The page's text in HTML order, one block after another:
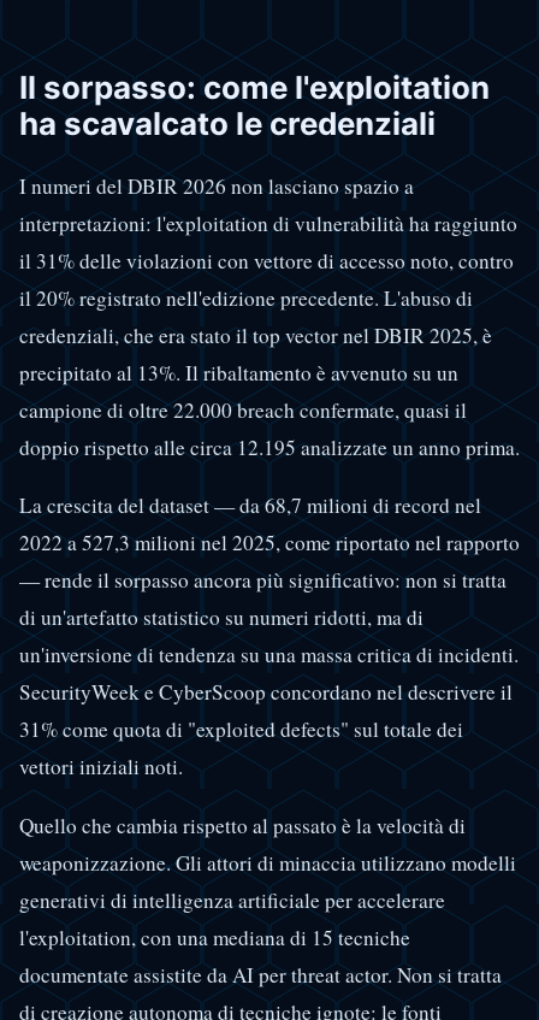
Il sorpasso: come l'exploitation
ha scavalcato le credenziali
I numeri del DBIR 2026 non lasciano spazio a
interpretazioni: l'exploitation di vulnerabilità ha raggiunto
il 31% delle violazioni con vettore di accesso noto, contro
il 20% registrato nell'edizione precedente. L'abuso di
credenziali, che era stato il top vector nel DBIR 2025, è
precipitato al 13%. Il ribaltamento è avvenuto su un
campione di oltre 22.000 breach confermate, quasi il
doppio rispetto alle circa 12.195 analizzate un anno prima.
La crescita del dataset — da 68,7 milioni di record nel
2022 a 527,3 milioni nel 2025, come riportato nel rapporto
— rende il sorpasso ancora più significativo: non si tratta
di un'artefatto statistico su numeri ridotti, ma di
un'inversione di tendenza su una massa critica di incidenti.
SecurityWeek e CyberScoop concordano nel descrivere il
31% come quota di "exploited defects" sul totale dei
vettori iniziali noti.
Quello che cambia rispetto al passato è la velocità di
weaponizzazione. Gli attori di minaccia utilizzano modelli
generativi di intelligenza artificiale per accelerare
l'exploitation, con una mediana di 15 tecniche
documentate assistite da AI per threat actor. Non si tratta
di creazione autonoma di tecniche ignote: le fonti